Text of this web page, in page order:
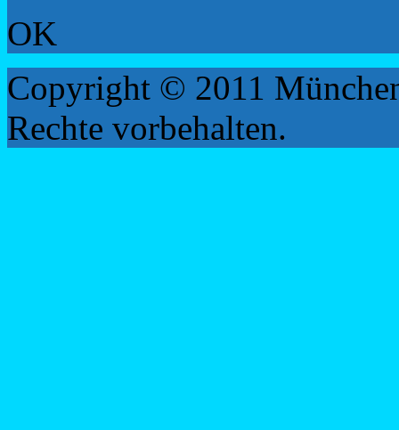
OK
Copyright © 2011
Rechte vorbehalten.